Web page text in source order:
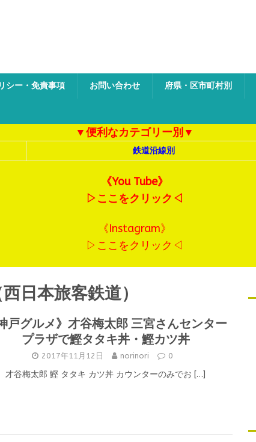
シー・免責事項 お問い合わせ 府県・区市町村別
▼便利なカテゴリー別▼
鉄道沿線別
《You Tube》
▷ここをクリック◁
《Instagram》
▷ここをクリック◁
日本旅客鉄道）
戸グルメ》才谷梅太郎 三宮さんセンター
プラザで鰹タタキ丼・鰹カツ丼
2017年11月12日 norinori 0
才谷梅太郎 鰹 タタキ カツ丼 カウンターのみでお […]